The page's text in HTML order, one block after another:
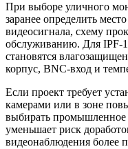
При выборе уличного
заранее определить
видеосигнала, схему
обслуживанию. Для IPF-
становятся
корпус, BNC-вход и
Если проект требует
камерами или в зоне
выбирать
уменьшает риск
видеонаблюдения более